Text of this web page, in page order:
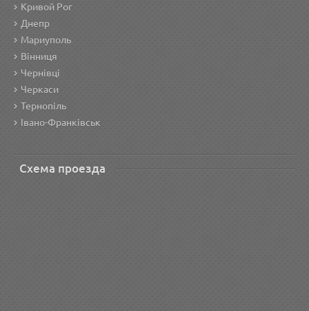
Кривой Рог
Днепр
Мариуполь
Вінниця
Чернівці
Черкаси
Тернопіль
Івано-Франківськ
Схема проезда